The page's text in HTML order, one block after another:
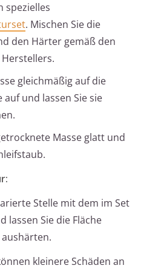
spezielles
. Mischen Sie die
den Härter gemäß den
gleichmäßig auf die
auf und lassen Sie sie
Masse glatt und
Stelle mit dem im Set
lassen Sie die Fläche
kleinere Schäden an